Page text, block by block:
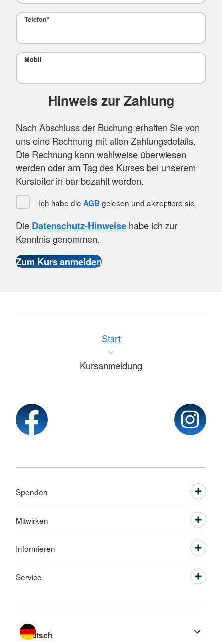
Telefon*
Mobil
Hinweis zur Zahlung
Nach Abschluss der Buchung erhalten Sie von
uns eine Rechnung mit allen Zahlungsdetails.
Die Rechnung kann wahlweise überwiesen
werden oder am Tag des Kurses bei unserem
Kursleiter in bar bezahlt werden.
Ich habe die AGB gelesen und akzeptiere sie.
Die Datenschutz-Hinweise habe ich zur
Kenntnis genommen.
Start
Kursanmeldung
Spenden
Mitwirken
Informieren
Service
Sprache wechseln zu